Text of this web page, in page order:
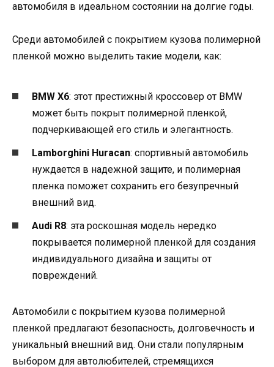
автомобиля в идеальном состоянии на долгие годы.
Среди автомобилей с покрытием кузова полимерной
пленкой можно выделить такие модели, как:
BMW X6: этот престижный кроссовер от BMW
может быть покрыт полимерной пленкой,
подчеркивающей его стиль и элегантность.
Lamborghini Huracan: спортивный автомобиль
нуждается в надежной защите, и полимерная
пленка поможет сохранить его безупречный
внешний вид.
Audi R8: эта роскошная модель нередко
покрывается полимерной пленкой для создания
индивидуального дизайна и защиты от
повреждений.
Автомобили с покрытием кузова полимерной
пленкой предлагают безопасность, долговечность и
уникальный внешний вид. Они стали популярным
выбором для автолюбителей, стремящихся